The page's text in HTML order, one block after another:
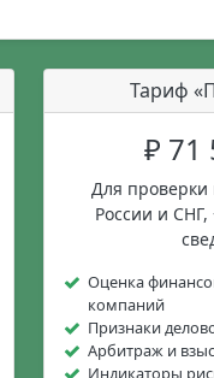
Тариф
₽
Для проверки
России и
Оценка
компаний
Признаки
Арбитраж и
Индикаторы